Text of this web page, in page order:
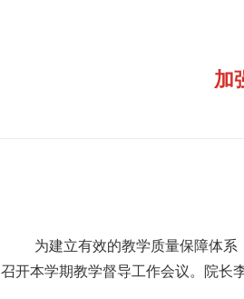
加
为建立有效的教学质量保障体
召开本学期教学督导工作会议。院长